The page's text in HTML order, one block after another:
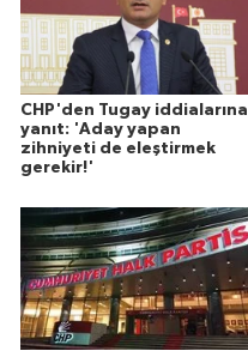
CHP'den Tugay iddialarına
yanıt: 'Aday yapan
zihniyeti de eleştirmek
gerekir!'